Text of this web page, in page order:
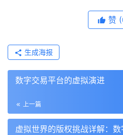
赞
生成海报
数字交易平台的虚拟演进
上一篇
虚拟世界的版权挑战详解：